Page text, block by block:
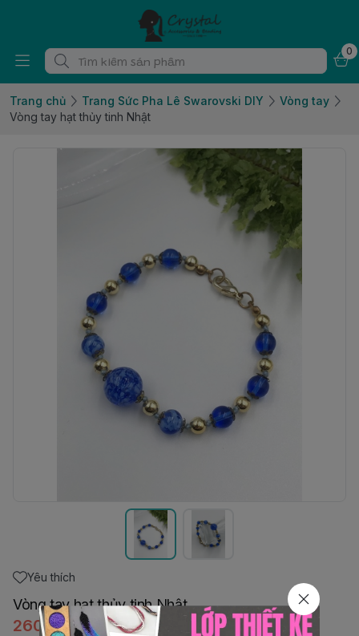
0
Trang chủ Trang Sức Pha Lê Swarovski DIY
Vòng tay
Vòng tay hạt thủy tinh Nhật
Yêu thích
Vòng tay hạt thủy tinh Nhật
260.000đ